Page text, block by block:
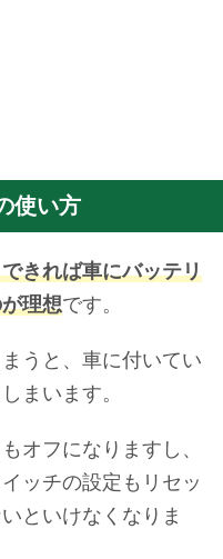
使い方
きれば車にバッテリ
理想です。
うと、車に付いてい
まいます。
オフになりますし、
ッチの設定もリセッ
といけなくなりま